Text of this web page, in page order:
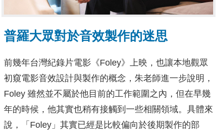
普羅大眾對於音效製作的迷思
前幾年台灣紀錄片電影《Foley》上映，也讓本地觀眾
初窺電影音效設計與製作的概念，朱老師進一步說明，
Foley 雖然並不屬於他目前的工作範圍之內，但在早幾
年的時候，他其實也稍有接觸到一些相關領域。具體來
說，「Foley」其實已經是比較偏向於後期製作的部